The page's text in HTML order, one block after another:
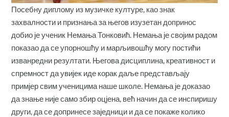
Посебну диплому из музичке културе, као знак
захвалности и признања за његов изузетан допринос
добио је ученик Немања Тонковић. Немања је својим радом
показао да се упорношћу и марљивошћу могу постићи
изванредни резултати. Његова дисциплина, креативност и
спремност да увијек иде корак даље представљају
примјер свим ученицима наше школе. Немања је доказао
да знање није само збир оцјена, већ начин да се инспиришу
други, да се допринесе заједници и да се покаже колико